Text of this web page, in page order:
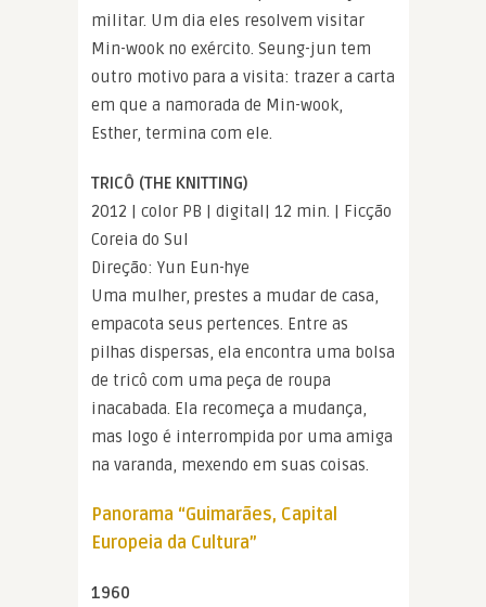
militar. Um dia eles resolvem visitar
Min-wook no exército. Seung-jun tem
outro motivo para a visita: trazer a carta
em que a namorada de Min-wook,
Esther, termina com ele.
TRICÔ (THE KNITTING)
2012 | color PB | digital| 12 min. | Ficção
Coreia do Sul
Direção: Yun Eun-hye
Uma mulher, prestes a mudar de casa,
empacota seus pertences. Entre as
pilhas dispersas, ela encontra uma bolsa
de tricô com uma peça de roupa
inacabada. Ela recomeça a mudança,
mas logo é interrompida por uma amiga
na varanda, mexendo em suas coisas.
Panorama “Guimarães, Capital
Europeia da Cultura”
1960